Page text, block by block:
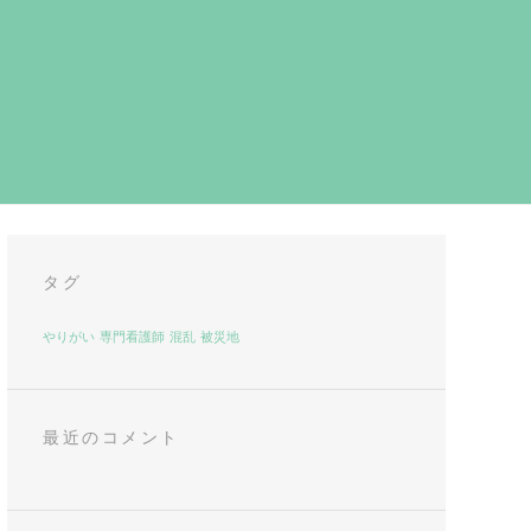
タグ
やりがい 専門看護師 混乱 被災地
最近のコメント